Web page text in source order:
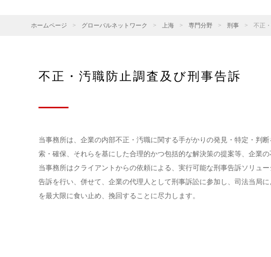
ホームページ > グローバルネットワーク > 上海 > 専門分野 > 刑事 > 不正
不正・汚職防止調査及び刑事告訴
当事務所は、企業の内部不正・汚職に関する手がかりの発見・特定・判
索・確保、それらを基にした合理的かつ包括的な解決策の提案等、企業
当事務所はクライアントからの依頼による、実行可能な刑事告訴ソリュ
告訴を行い、併せて、企業の代理人として刑事訴訟に参加し、司法当局
を最大限に食い止め、挽回することに尽力します。